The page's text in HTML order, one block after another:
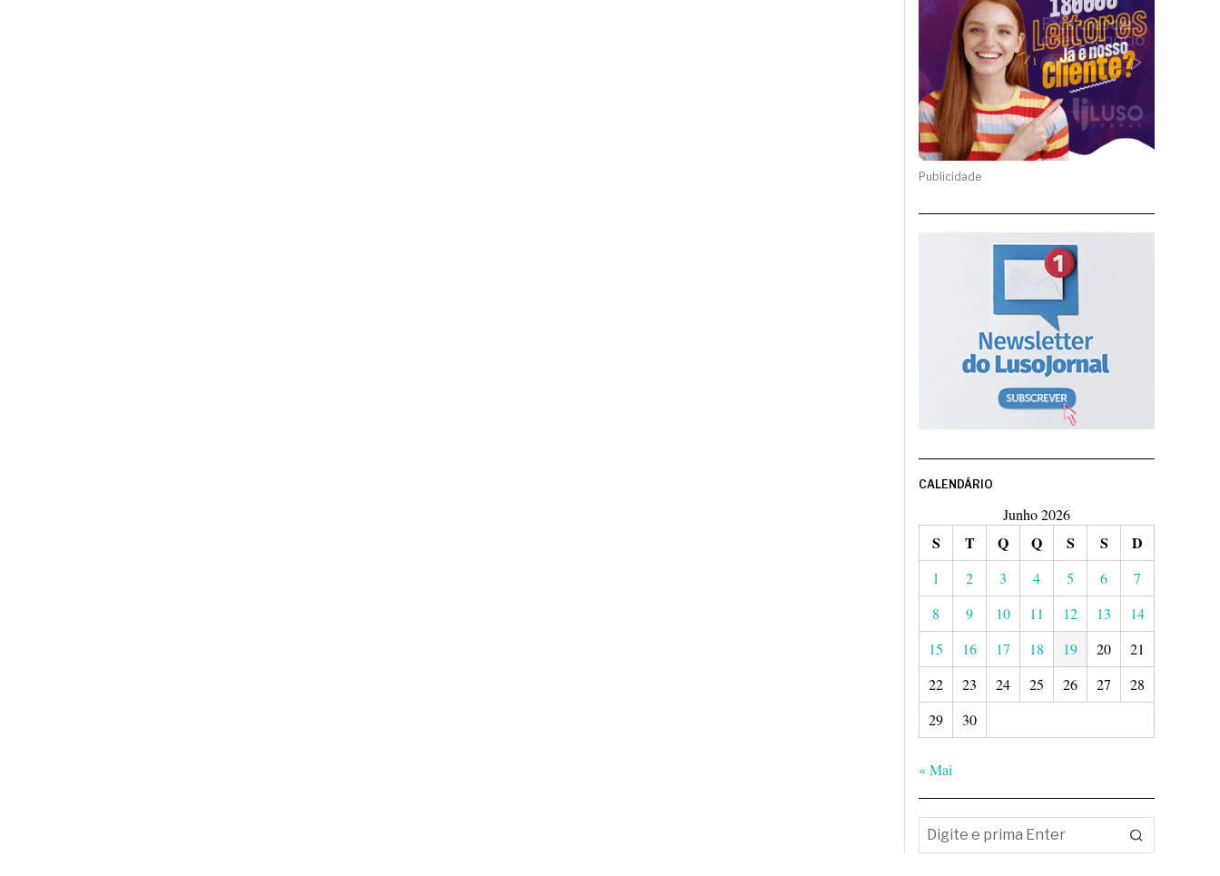
Publicidade
CALENDÁRIO
Junho 2026
S T Q Q S S D
1 2 3 4 5 6
7
8
9 10 11 12 13
14
15
16 17 18 19 20
21
22
23 24 25 26 27
28
29
30
« Mai